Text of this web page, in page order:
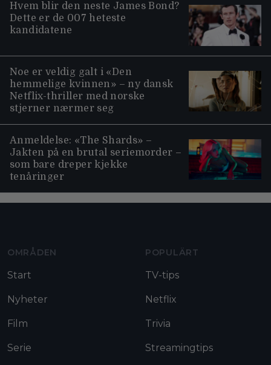
Hvem blir den neste James Bond?
Dette er de 007 heteste
kandidatene
Noe er veldig galt i «Den
hemmelige kvinnen» – ny dansk
Netflix-thriller med norske
stjerner nærmer seg
Anmeldelse: «The Shards» –
Jakten på en brutal seriemorder –
som bare dreper kjekke
tenåringer
OMRÅDEN
Start
Nyheter
Film
Serie
POPULÄRT
TV-tips
Netflix
Trivia
Streamingtips